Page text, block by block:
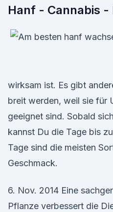
Hanf - Cannabis -
wirksam ist. Es gibt
breit werden, weil sie für
geeignet sind. Sobald
kannst Du die Tage bis
Tage sind die meisten
Geschmack.
6. Nov. 2014 Eine
Pflanze verbessert die